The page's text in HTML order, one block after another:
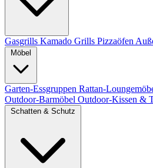
Gasgrills Kamado Grills Pizzaöfen
Garten-Essgruppen Rattan-
Outdoor-Barmöbel Outdoor-Kissen &